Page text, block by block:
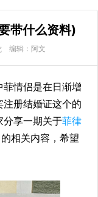
带什么资料)
编辑：阿文
情侣是在日渐增
册结婚证这个的
分享一期关于菲律
相关内容，希望